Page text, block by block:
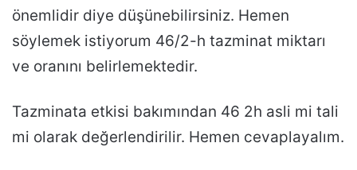
önemlidir diye düşünebilirsiniz. Hemen
söylemek istiyorum 46/2-h tazminat miktarı
ve oranını belirlemektedir.
Tazminata etkisi bakımından 46 2h asli mi tali
mi olarak değerlendirilir. Hemen cevaplayalım.